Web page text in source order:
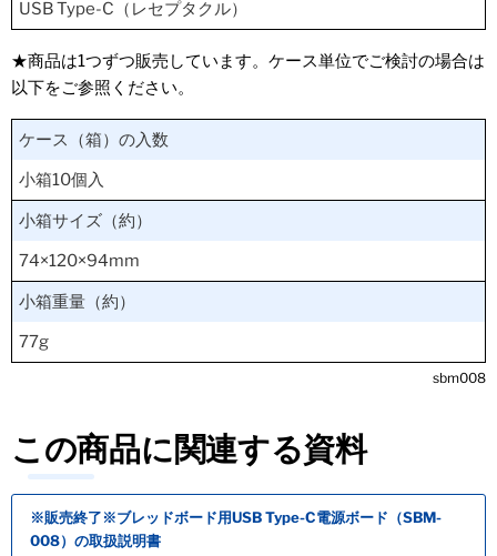
USB Type-C（レセプタクル）
★商品は1つずつ販売しています。ケース単位でご検討の場合は
以下をご参照ください。
ケース（箱）の入数
小箱10個入
小箱サイズ（約）
74×120×94mm
小箱重量（約）
77g
sbm008
この商品に関連する資料
※販売終了※ブレッドボード用USB Type-C電源ボード（SBM-
008）の取扱説明書